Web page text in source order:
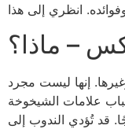
– ماذا؟
إنها ليست مجرد
علامات الشيخوخة
قد تُؤدي الندوب إلى